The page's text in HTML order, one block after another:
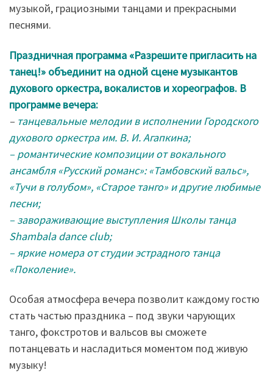
музыкой, грациозными танцами и прекрасными
песнями.
Праздничная программа «Разрешите пригласить на
танец!» объединит на одной сцене музыкантов
духового оркестра, вокалистов и хореографов. В
программе вечера:
– танцевальные мелодии в исполнении Городского
духового оркестра им. В. И. Агапкина;
– романтические композиции от вокального
ансамбля «Русский романс»: «Тамбовский вальс»,
«Тучи в голубом», «Старое танго» и другие любимые
песни;
– завораживающие выступления Школы танца
Shambala dance club;
– яркие номера от студии эстрадного танца
«Поколение».
Особая атмосфера вечера позволит каждому гостю
стать частью праздника – под звуки чарующих
танго, фокстротов и вальсов вы сможете
потанцевать и насладиться моментом под живую
музыку!